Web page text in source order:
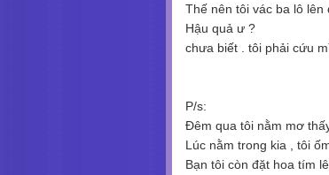
Thế nên tôi vác ba lô lên
Hậu quả ư ?
chưa biết . tôi phải cứu
P/s:
Đêm qua tôi nằm mơ
Lúc nằm trong kia , tôi
Bạn tôi còn đặt hoa tím